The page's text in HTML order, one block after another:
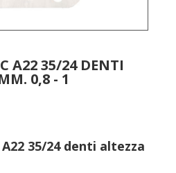
A22 35/24 DENTI
0,8 - 1
A22 35/24 denti altezza